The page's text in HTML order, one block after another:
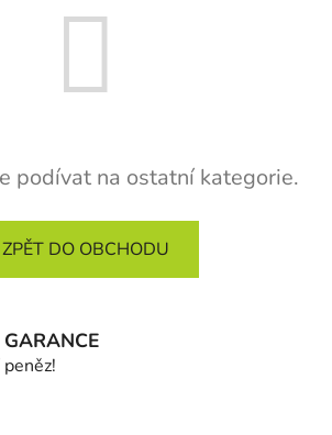
podívat na ostatní kategorie.
ZPĚT DO OBCHODU